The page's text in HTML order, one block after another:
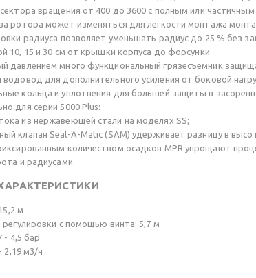
вращения от 400 до 3600 с полным или
ротора может изменяться для легкости монтажа
радиуса позволяет уменьшать радиус до 25 % без
10, 15 и 30 см от крышки корпуса до форсунки
давлением много функциональный грязесъемник
для дополнительного усиления от боковой
кольца и уплотнения для большей защиты в
для серии 5000 Plus:
из нержавеющей стали на моделях SS;
клапан Seal-A-Matic (SAM) удерживает разницу в
количеством осадков MPR упрощают
и радиусами.
м
регулировки с помощью винта: 5,7 м
- 4,5 бар
2,19 м3/ч